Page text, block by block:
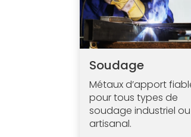
Soudage
Métaux d’apport
pour tous types de
soudage industriel ou
artisanal.